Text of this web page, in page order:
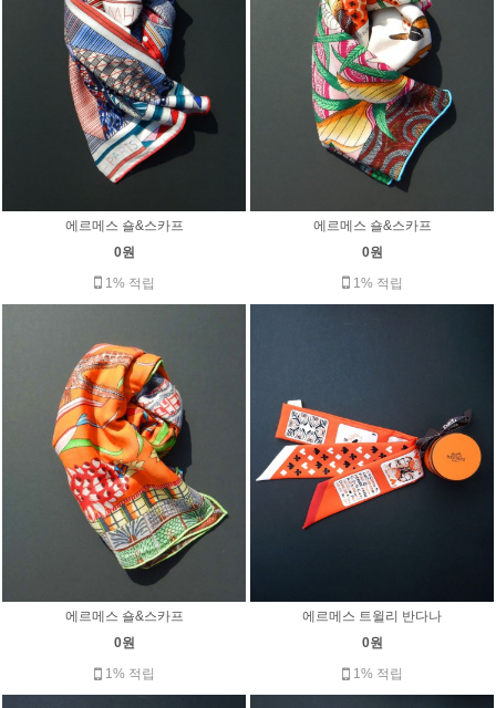
에르메스 숄&스카프
0원
1% 적립
에르메스 숄&스카프
0원
1% 적립
에르메스 숄&스카프
0원
1% 적립
에르메스 트윌리 반다나
0원
1% 적립